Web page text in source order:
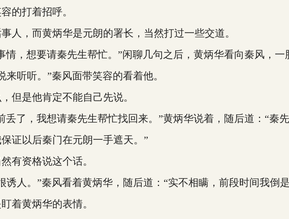
的打着招呼。
，而黄炳华是元朗的署长，当然打过一些交道。
想要请秦先生帮忙。”闲聊几句之后，黄炳华看向秦风，一
听听。”秦风面带笑容的看着他。
是他肯定不能自己先说。
，我想请秦先生帮忙找回来。”黄炳华说着，随后道：“秦先
以后秦门在元朗一手遮天。”
资格说这个话。
人。”秦风看着黄炳华，随后道：“实不相瞒，前段时间我倒
黄炳华的表情。